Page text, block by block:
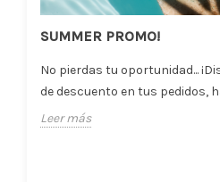
SUMMER PROMO!
No pierdas tu oportunidad...
de descuento en tus pedidos,
Leer más